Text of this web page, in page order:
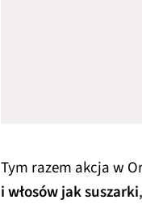
Tym razem akcja w
i włosów jak suszarki